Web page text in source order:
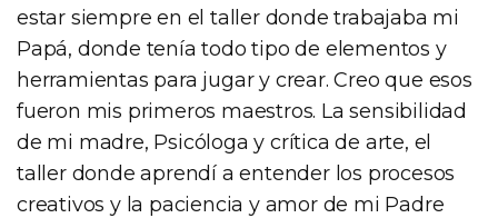
estar siempre en el taller donde trabajaba mi
Papá, donde tenía todo tipo de elementos y
herramientas para jugar y crear. Creo que esos
fueron mis primeros maestros. La sensibilidad
de mi madre, Psicóloga y crítica de arte, el
taller donde aprendí a entender los procesos
creativos y la paciencia y amor de mi Padre